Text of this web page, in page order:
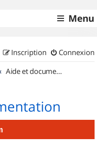
Menu
Connexion
Inscription
Aide et documentation